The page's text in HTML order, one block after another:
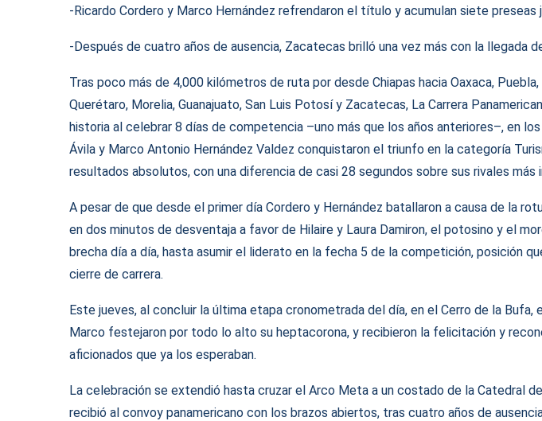
-Ricardo Cordero y Marco Hernández refrendaron el título y acumulan siete preseas
-Después de cuatro años de ausencia, Zacatecas brilló una vez más con la llegada
Tras poco más de 4,000 kilómetros de ruta por desde Chiapas hacia Oaxaca,
Querétaro, Morelia, Guanajuato, San Luis Potosí y Zacatecas, La Carrera
historia al celebrar 8 días de competencia –uno más que los años anteriores–, en
Ávila y Marco Antonio Hernández Valdez conquistaron el triunfo en la categoría
resultados absolutos, con una diferencia de casi 28 segundos sobre sus rivales más
A pesar de que desde el primer día Cordero y Hernández batallaron a causa de la
en dos minutos de desventaja a favor de Hilaire y Laura Damiron, el potosino y el
brecha día a día, hasta asumir el liderato en la fecha 5 de la competición, posición
cierre de carrera.
Este jueves, al concluir la última etapa cronometrada del día, en el Cerro de la Bufa,
Marco festejaron por todo lo alto su heptacorona, y recibieron la felicitación y
aficionados que ya los esperaban.
La celebración se extendió hasta cruzar el Arco Meta a un costado de la Catedral
recibió al convoy panamericano con los brazos abiertos, tras cuatro años de